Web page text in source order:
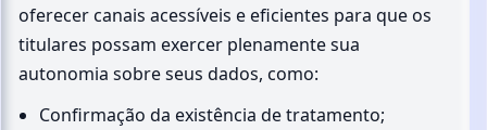
oferecer canais acessíveis e eficientes para que os
titulares possam exercer plenamente sua
autonomia sobre seus dados, como:
Confirmação da existência de tratamento;